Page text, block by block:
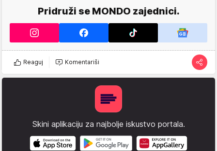
Pridruži se MONDO zajednici.
Reaguj Komentariši
Skini aplikaciju za najbolje iskustvo portala.